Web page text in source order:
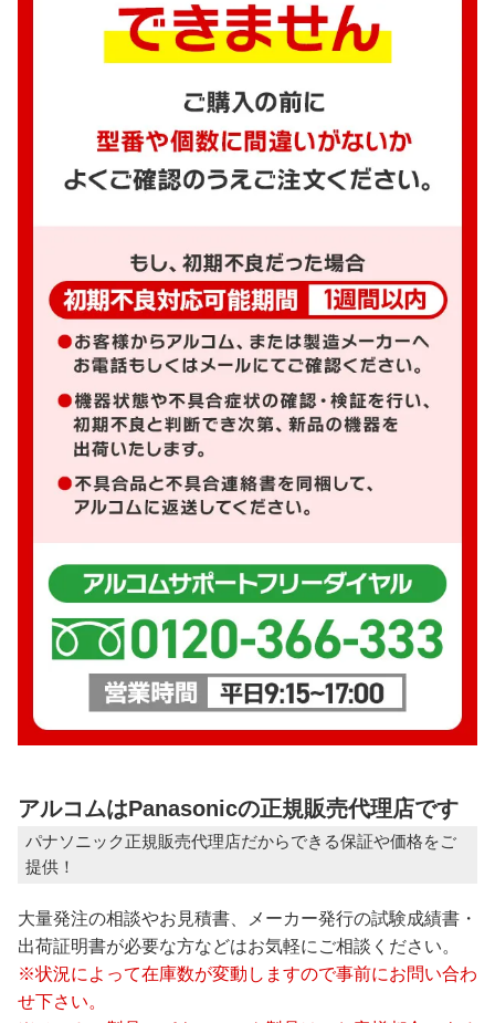
アルコムはPanasonicの正規販売代理店です
パナソニック正規販売代理店だからできる保証や価格をご
提供！
大量発注の相談やお見積書、メーカー発行の試験成績書・
出荷証明書が必要な方などはお気軽にご相談ください。
※状況によって在庫数が変動しますので事前にお問い合わ
せ下さい。